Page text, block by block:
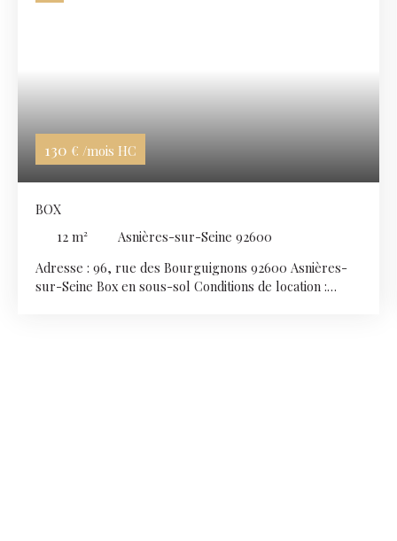
130 € /mois HC
BOX
12 m²
Asnières-sur-Seine 92600
Adresse : 96, rue des Bourguignons 92600 Asnières-
sur-Seine Box en sous-sol Conditions de location :